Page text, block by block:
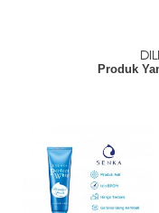
Produk